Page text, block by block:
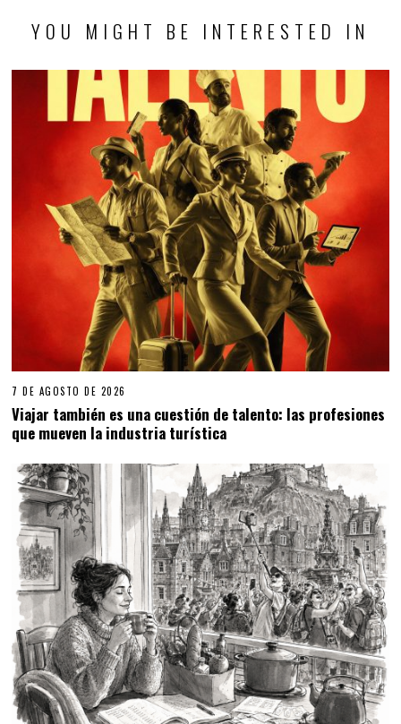
YOU MIGHT BE INTERESTED IN
7 DE AGOSTO DE 2026
Viajar también es una cuestión de talento: las profesiones
que mueven la industria turística